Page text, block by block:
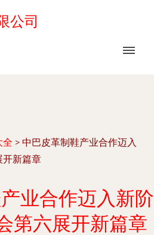
公司
全 > 中巴皮革制鞋产业合作迈入
开新篇章
业合作迈入新阶
第六展开新篇章